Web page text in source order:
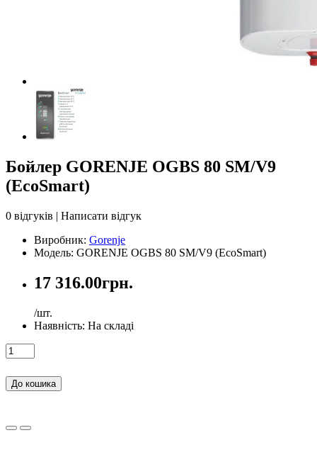
Бойлер GORENJE OGBS 80 SM/V9
(EcoSmart)
0 відгуків | Написати відгук
Виробник: Gorenje
Модель: GORENJE OGBS 80 SM/V9 (EcoSmart)
17 316.00грн.
/шт.
Наявність: На складі
До кошика